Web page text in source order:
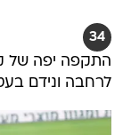
34
התקפה יפה של
לרחבה ונידם